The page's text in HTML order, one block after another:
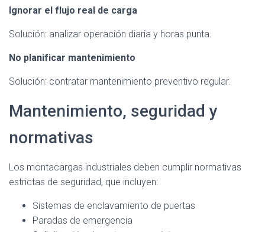
Ignorar el flujo real de carga
Solución: analizar operación diaria y horas punta.
No planificar mantenimiento
Solución: contratar mantenimiento preventivo regular.
Mantenimiento, seguridad y
normativas
Los montacargas industriales deben cumplir normativas
estrictas de seguridad, que incluyen:
Sistemas de enclavamiento de puertas
Paradas de emergencia